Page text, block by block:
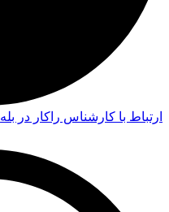
ارتباط با کارشناس راکار در بله